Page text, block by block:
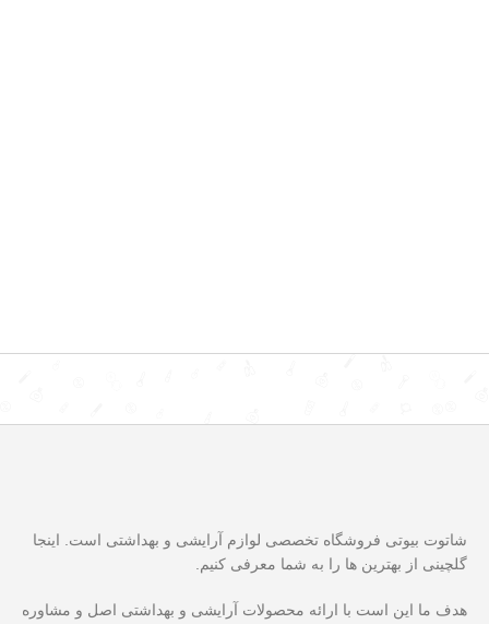
شاتوت بیوتی فروشگاه تخصصی لوازم آرایشی و بهداشتی است. اینجا
گلچینی از بهترین ها را به شما معرفی کنیم.
هدف ما این است با ارائه محصولات آرایشی و بهداشتی اصل و مشاوره